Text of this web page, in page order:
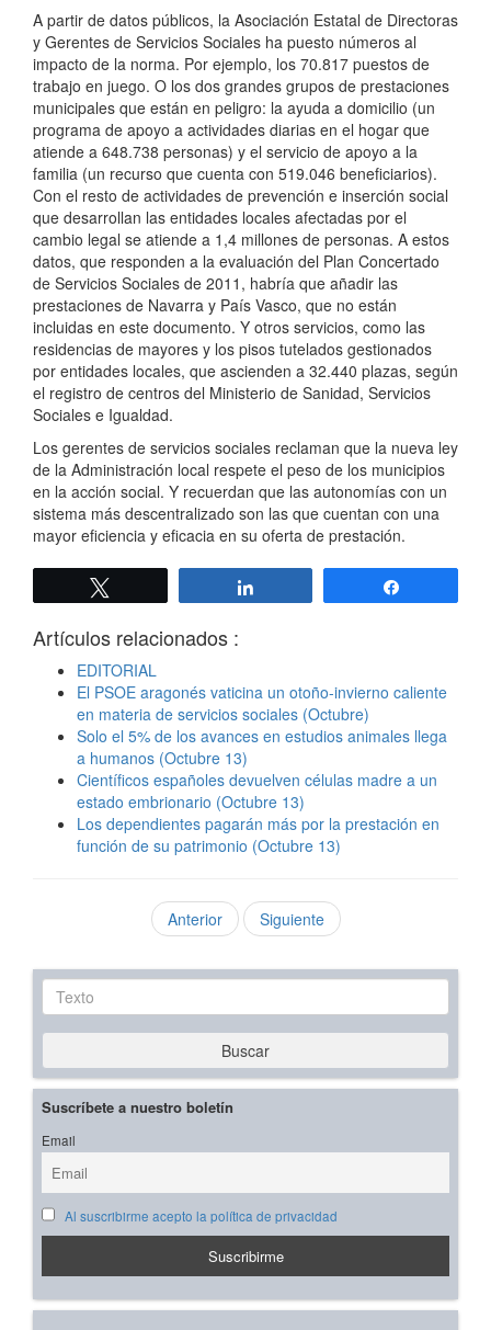
A partir de datos públicos, la Asociación Estatal de Directoras
y Gerentes de Servicios Sociales ha puesto números al
impacto de la norma. Por ejemplo, los 70.817 puestos de
trabajo en juego. O los dos grandes grupos de prestaciones
municipales que están en peligro: la ayuda a domicilio (un
programa de apoyo a actividades diarias en el hogar que
atiende a 648.738 personas) y el servicio de apoyo a la
familia (un recurso que cuenta con 519.046 beneficiarios).
Con el resto de actividades de prevención e inserción social
que desarrollan las entidades locales afectadas por el
cambio legal se atiende a 1,4 millones de personas. A estos
datos, que responden a la evaluación del Plan Concertado
de Servicios Sociales de 2011, habría que añadir las
prestaciones de Navarra y País Vasco, que no están
incluidas en este documento. Y otros servicios, como las
residencias de mayores y los pisos tutelados gestionados
por entidades locales, que ascienden a 32.440 plazas, según
el registro de centros del Ministerio de Sanidad, Servicios
Sociales e Igualdad.
Los gerentes de servicios sociales reclaman que la nueva ley
de la Administración local respete el peso de los municipios
en la acción social. Y recuerdan que las autonomías con un
sistema más descentralizado son las que cuentan con una
mayor eficiencia y eficacia en su oferta de prestación.
Artículos relacionados :
EDITORIAL
El PSOE aragonés vaticina un otoño-invierno caliente
en materia de servicios sociales (Octubre)
Solo el 5% de los avances en estudios animales llega
a humanos (Octubre 13)
Científicos españoles devuelven células madre a un
estado embrionario (Octubre 13)
Los dependientes pagarán más por la prestación en
función de su patrimonio (Octubre 13)
Anterior Siguiente
Texto
Buscar
Suscríbete a nuestro boletín
Email
Al suscribirme acepto la política de privacidad